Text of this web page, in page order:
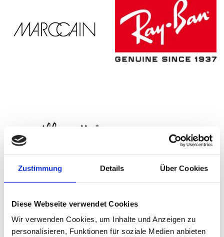
Zustimmung Details Über Cookies
Diese Webseite verwendet Cookies
Wir verwenden Cookies, um Inhalte und Anzeigen zu
personalisieren, Funktionen für soziale Medien anbieten